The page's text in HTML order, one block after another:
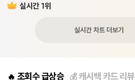
실시간 1위
실시간 차트 더보기
🔥 조회수 급상승 💰캐시백 카드 리뷰